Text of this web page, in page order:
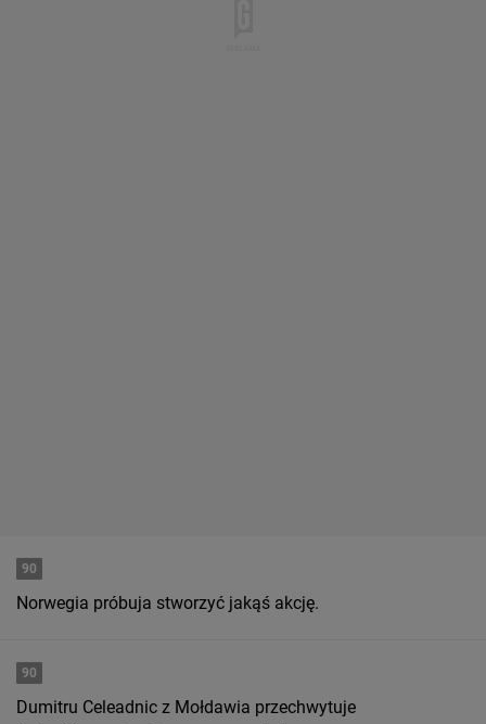
90
Norwegia próbuja stworzyć jakąś akcję.
90
Dumitru Celeadnic z Mołdawia przechwytuje